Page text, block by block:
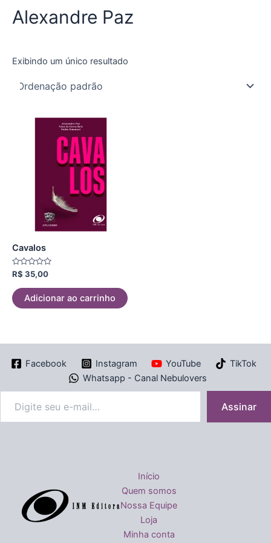
Alexandre Paz
Exibindo um único resultado
Cavalos
Avaliação
de
5
R$ 35,00
Adicionar ao carrinho
Facebook Instagram YouTube
TikTok
Whatsapp - Canal Nebulovers
Assinar
Início
Quem somos
Nossa Equipe
Loja
Minha conta